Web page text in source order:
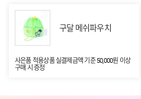
구달 메쉬파우치
사은품 적용상품 실결제금액 기준 50,000원 이상
구매 시 증정